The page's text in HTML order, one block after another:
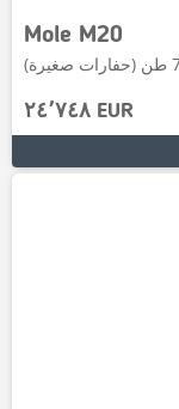
Mole M20
٢٤٬٧٤٨ EUR